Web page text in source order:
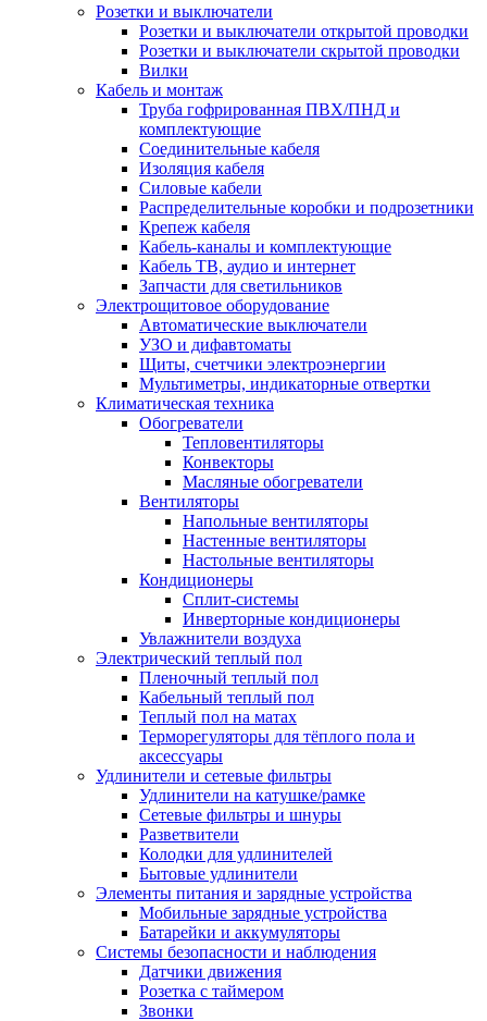
Розетки и выключатели
Розетки и выключатели открытой проводки
Розетки и выключатели скрытой проводки
Вилки
Кабель и монтаж
Труба гофрированная ПВХ/ПНД и
комплектующие
Соединительные кабеля
Изоляция кабеля
Силовые кабели
Распределительные коробки и подрозетники
Крепеж кабеля
Кабель-каналы и комплектующие
Кабель ТВ, аудио и интернет
Запчасти для светильников
Электрощитовое оборудование
Автоматические выключатели
УЗО и дифавтоматы
Щиты, счетчики электроэнергии
Мультиметры, индикаторные отвертки
Климатическая техника
Обогреватели
Тепловентиляторы
Конвекторы
Масляные обогреватели
Вентиляторы
Напольные вентиляторы
Настенные вентиляторы
Настольные вентиляторы
Кондиционеры
Сплит-системы
Инверторные кондиционеры
Увлажнители воздуха
Электрический теплый пол
Пленочный теплый пол
Кабельный теплый пол
Теплый пол на матах
Терморегуляторы для тёплого пола и
аксессуары
Удлинители и сетевые фильтры
Удлинители на катушке/рамке
Сетевые фильтры и шнуры
Разветвители
Колодки для удлинителей
Бытовые удлинители
Элементы питания и зарядные устройства
Мобильные зарядные устройства
Батарейки и аккумуляторы
Системы безопасности и наблюдения
Датчики движения
Розетка с таймером
Звонки